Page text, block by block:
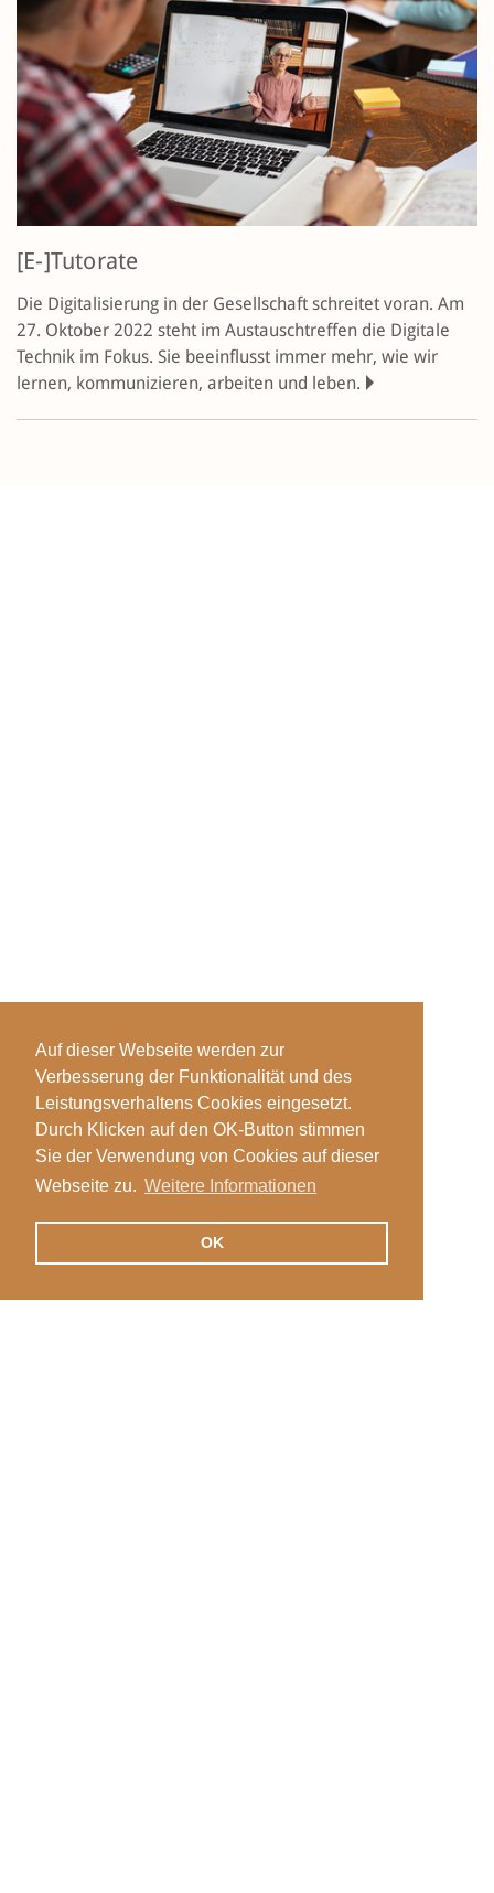
Auf dieser Webseite werden zur
Verbesserung der Funktionalität und des
Leistungsverhaltens Cookies eingesetzt.
Durch Klicken auf den OK-Button stimmen
Sie der Verwendung von Cookies auf dieser
Webseite zu. Weitere Informationen
OK
[E-]Tutorate
Die Digitalisierung in der Gesell­schaft schreitet voran. Am
27. Oktober 2022 steht im Aus­tausch­treffen die Digitale
Technik im Fokus. Sie beein­flusst immer mehr, wie wir
lernen, kommunizieren, arbeiten und leben.